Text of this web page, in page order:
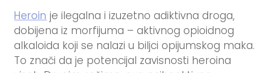
Heroin je ilegalna i izuzetno adiktivna droga,
dobijena iz morfijuma – aktivnog opioidnog
alkaloida koji se nalazi u biljci opijumskog maka.
To znači da je potencijal zavisnosti heroina